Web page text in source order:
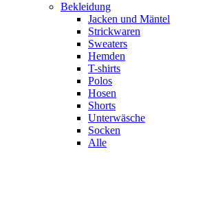
Bekleidung
Jacken und Mäntel
Strickwaren
Sweaters
Hemden
T-shirts
Polos
Hosen
Shorts
Unterwäsche
Socken
Alle